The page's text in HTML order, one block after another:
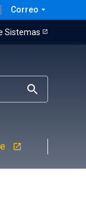
Correo arrow_drop_down
Sistemas
launch